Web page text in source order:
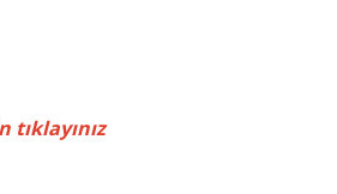
tıklayınız